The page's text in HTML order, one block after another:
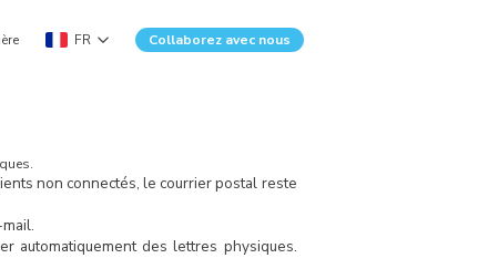
FR Collaborez avec nous
non connectés, le courrier postal reste
automatiquement des lettres physiques.